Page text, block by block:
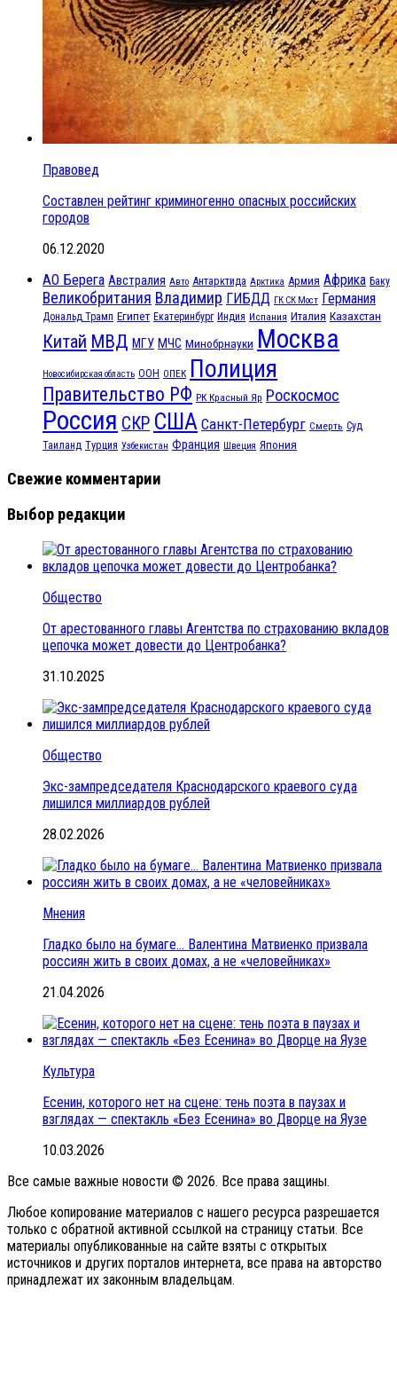
Правовед
Составлен рейтинг криминогенно опасных российских
городов
06.12.2020
АО Берега Австралия Авто Антарктида Арктика Армия Африка Баку
Великобритания Владимир ГИБДД ГК СК Мост Германия
Дональд Трамп Египет Екатеринбург Индия Испания Италия Казахстан
Китай МВД МГУ МЧС Минобрнауки Москва
Новосибирская область ООН ОПЕК Полиция
Правительство РФ РК Красный Яр Роскосмос
Россия СКР США Санкт-Петербург Смерть Суд
Таиланд Турция Узбекистан Франция Швеция Япония
Свежие комментарии
Выбор редакции
Общество
От арестованного главы Агентства по страхованию вкладов
цепочка может довести до Центробанка?
31.10.2025
Общество
Экс-зампредседателя Краснодарского краевого суда
лишился миллиардов рублей
28.02.2026
Мнения
Гладко было на бумаге… Валентина Матвиенко призвала
россиян жить в своих домах, а не «человейниках»
21.04.2026
Культура
Есенин, которого нет на сцене: тень поэта в паузах и
взглядах — спектакль «Без Есенина» во Дворце на Яузе
10.03.2026
Все самые важные новости © 2026. Все права защины.
Любое копирование материалов с нашего ресурса разрешается
только с обратной активной ссылкой на страницу статьи. Все
материалы опубликованные на сайте взяты с открытых
источников и других порталов интернета, все права на авторство
принадлежат их законным владельцам.